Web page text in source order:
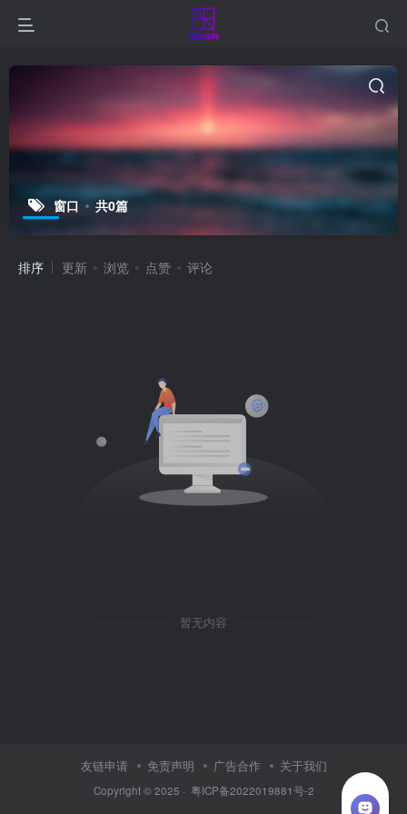
窗口 共0篇
排序 更新 浏览 点赞 评论
暂无内容
友链申请 免责声明 广告合作 关于我们
Copyright © 2025 · 粤ICP备2022019881号-2